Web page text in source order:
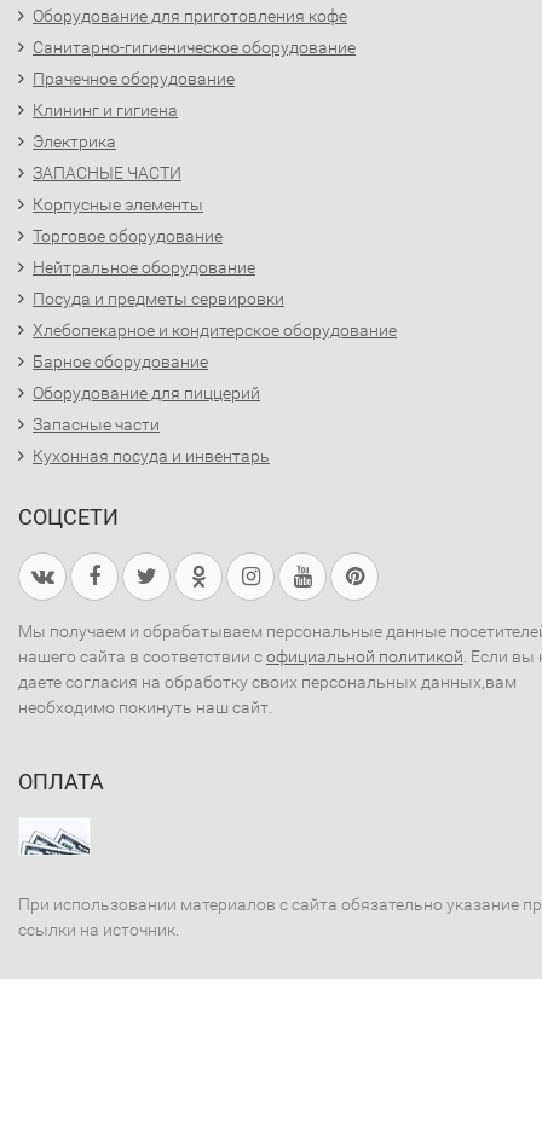
Оборудование для приготовления кофе
Санитарно-гигиеническое оборудование
Прачечное оборудование
Клининг и гигиена
Электрика
ЗАПАСНЫЕ ЧАСТИ
Корпусные элементы
Торговое оборудование
Нейтральное оборудование
Посуда и предметы сервировки
Хлебопекарное и кондитерское оборудование
Барное оборудование
Оборудование для пиццерий
Запасные части
Кухонная посуда и инвентарь
СОЦСЕТИ
Мы получаем и обрабатываем персональные данные
нашего сайта в соответствии софициальной политикой . Если вы
даете согласия на обработку своих персональных данных,вам
необходимо покинуть наш сайт.
ОПЛАТА
При использовании материалов с сайта обязательно указание
ссылки на источник.